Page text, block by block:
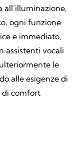
all’illuminazione,
ogni funzione
e immediato,
assistenti vocali
le
alle esigenze di
di comfort